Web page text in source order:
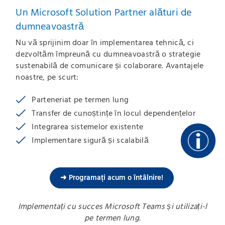
Un Microsoft Solution Partner alături de
dumneavoastră
Nu vă sprijinim doar în implementarea tehnică, ci
dezvoltăm împreună cu dumneavoastră o strategie
sustenabilă de comunicare și colaborare. Avantajele
noastre, pe scurt:
Parteneriat pe termen lung
Transfer de cunoștințe în locul dependențelor
Integrarea sistemelor existente
Implementare sigură și scalabilă
➜ Programați acum o întâlnire!
Implementați cu succes Microsoft Teams și utilizați-l
pe termen lung.